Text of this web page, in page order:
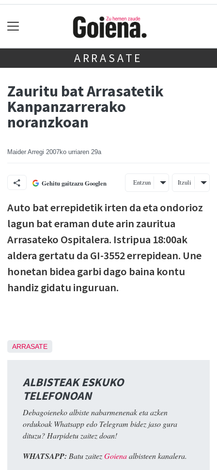
ARRASATE
Zauritu bat Arrasatetik
Kanpanzarrerako
noranzkoan
Maider Arregi 2007ko urriaren 29a
Gehitu gaitzazu Googlen Entzun Itzuli
Auto bat errepidetik irten da eta ondorioz
lagun bat eraman dute arin zauritua
Arrasateko Ospitalera. Istripua 18:00ak
aldera gertatu da GI-3552 errepidean. Une
honetan bidea garbi dago baina kontu
handiz gidatu inguruan.
ARRASATE
ALBISTEAK ESKUKO
TELEFONOAN
Debagoieneko albiste nabarmenenak eta azken
ordukoak Whatsapp edo Telegram bidez jaso gura
dituzu? Harpidetu zaitez doan!
WHATSAPP: Batu zaitezGoienaalbisteen kanalera.